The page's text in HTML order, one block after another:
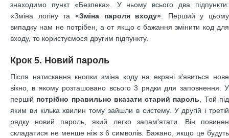
знаходимо пункт «Безпека». У ньому всього два підпункти:
«Зміна логіну та «Зміна пароля входу» . Перший у цьому
випадку нам не потрібен, а от якщо є бажання змінити код для
входу, то користуємося другим підпункту.
Крок 5. Новий пароль
Після натискання кнопки зміна коду на екрані з'явиться нове
вікно, в якому розташовано всього 3 рядки для заповнення. У
першій потрібно правильно вказати старий пароль , Той під
яким ви кілька хвилин тому зайшли в систему. У другій і третій
рядку новий пароль, який легко запам'ятати. Він повинен
складатися не менше ніж з 6 символів. Бажано, якщо це будуть